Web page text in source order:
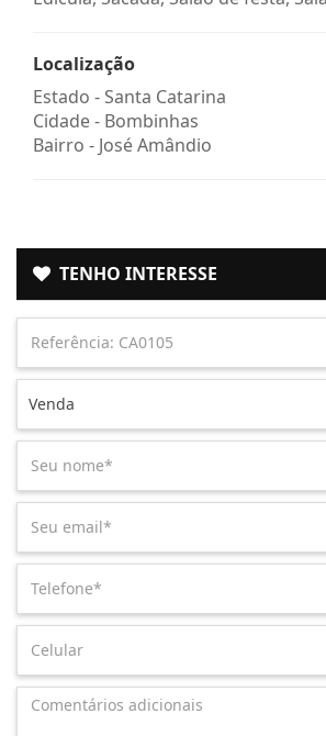
Localização
Estado -Santa Catarina
Cidade - Bombinhas
Bairro - José Amândio
TENHO INTERESSE
Venda